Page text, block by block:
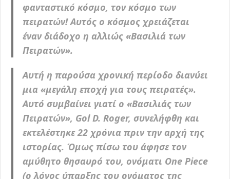
φανταστικό κόσμο, τον κόσμο των
πειρατών! Αυτός ο κόσμος χρειάζεται
έναν διάδοχο η αλλιώς «Βασιλιά των
Πειρατών».
Αυτή η παρούσα χρονική περίοδο διανύει
μια «μεγάλη εποχή για τους πειρατές».
Αυτό συμβαίνει γιατί ο «Βασιλιάς των
Πειρατών», Gol D. Roger, συνελήφθη και
εκτελέστηκε 22 χρόνια πριν την αρχή της
ιστορίας. Όμως πίσω του άφησε τον
αμύθητο θησαυρό του, ονόματι One Piece
(ο λόγος ύπαρξης του ονόματος της